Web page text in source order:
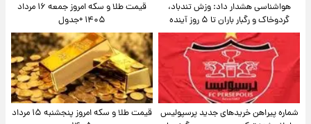
هواشناسی هشدار داد: وزش تندباد،
گردوخاک و رگبار باران تا ۵ روز آینده
قیمت طلا و سکه امروز جمعه ۱۶ مرداد
۱۴۰۵ +جدول
شماره پیراهن خریدهای جدید پرسپولیس
قیمت طلا و سکه امروز پنجشنبه ۱۵ مرداد